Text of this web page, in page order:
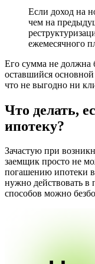
Если доход на
чем на
ежемесячного
Его сумма не должна
оставшийся основной
что не выгодно ни
Что делать,
ипотеку?
Зачастую при
заемщик просто не
погашению ипотеки
нужно действовать
способов можно